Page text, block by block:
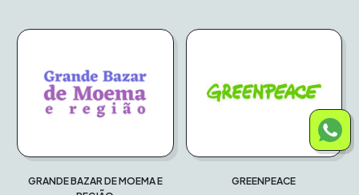
GRANDE BAZAR DE MOEMA E
GREENPEACE